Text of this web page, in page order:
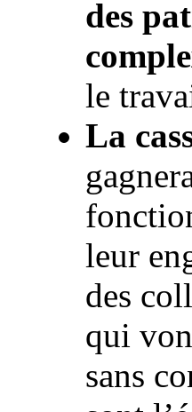
des
le
La
leur
des
qui
sans